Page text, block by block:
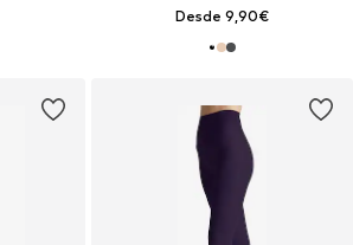
Desde 9,90€